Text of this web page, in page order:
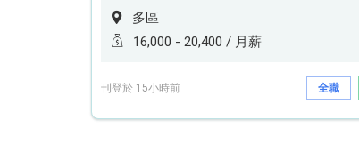
多區
16,000 - 20,400 / 月薪
刊登於 15小時前 全職